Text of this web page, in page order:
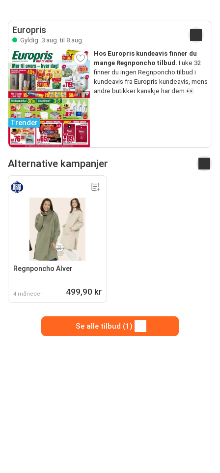
Europris
Gyldig: 3 aug. til 8 aug.
Trender
Hos Europris kundeavis finner du
mange Regnponcho tilbud. I uke 32
finner du ingen Regnponcho tilbud i
kundeavis fra Europris kundeavis, mens
andre butikker kanskje har dem.👀
Alternative kampanjer
Regnponcho Alver
4 måneder 499,90 kr
Se alle tilbud (1)